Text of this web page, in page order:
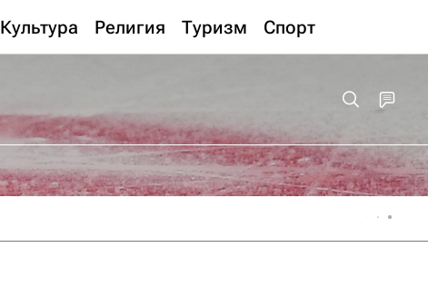
Культура Религия Туризм Спорт